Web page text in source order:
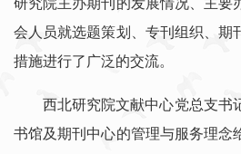
研究院主办期刊的发展情况、主要
会人员就选题策划、专刊组织、期
措施进行了广泛的交流。
西北研究院文献中心党总支书
书馆及期刊中心的管理与服务理念